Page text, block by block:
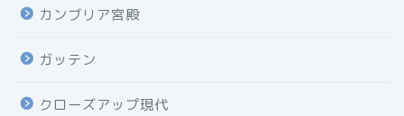
カンブリア宮殿
ガッテン
クローズアップ現代